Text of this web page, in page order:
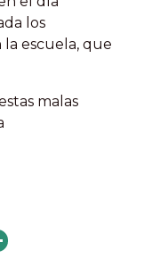
los
la escuela, que
malas